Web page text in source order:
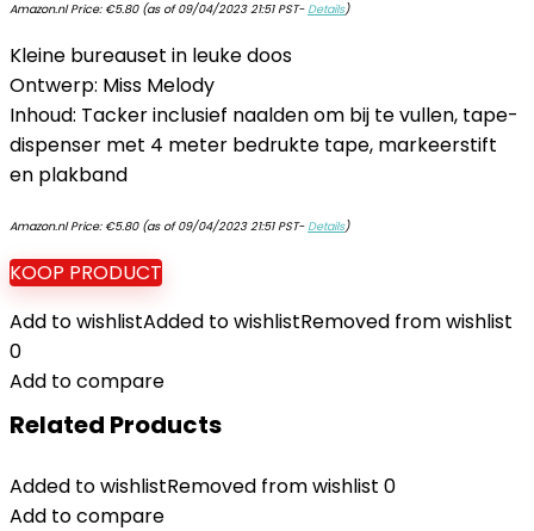
Amazon.nl Price: €5.80(as of 09/04/2023 21:51 PST-Details)
Kleine bureauset in leuke doos
Ontwerp: Miss Melody
Inhoud: Tacker inclusief naalden om bij te vullen, tape-
dispenser met 4 meter bedrukte tape, markeerstift
en plakband
Amazon.nl Price: €5.80(as of 09/04/2023 21:51 PST-Details)
KOOP PRODUCT
Add to wishlistAdded to wishlistRemoved from wishlist
0
Add to compare
Related Products
Added to wishlistRemoved from wishlist 0
Add to compare